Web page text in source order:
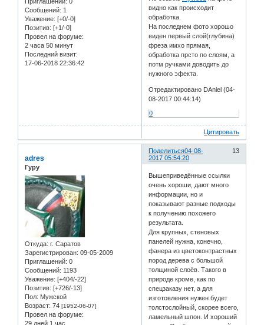
Сообщений: 1
Уважение: [+0/-0]
Позитив: [+1/-0]
Провел на форуме:
2 часа 50 минут
Последний визит:
17-06-2018 22:36:42
видно как происходит
обработка.
На последнем фото хорошо
виден первый слой(глубина)
фреза имхо прямая,
обработка прсто по слоям, а
потм ручками доводить до
нужного эфекта.
Отредактировано DAniel (04-
08-2017 00:44:14)
0
Цитировать
Поделиться 13
04-08-
2017 05:54:20
adres
Гуру
Откуда: г. Саратов
Зарегистрирован: 09-05-2009
Приглашений: 0
Сообщений: 1193
Уважение: [+404/-22]
Позитив: [+726/-13]
Пол: Мужской
Возраст: 74 [1952-06-07]
Провел на форуме:
29 дней 1 час
Вышеприведённые ссылки
очень хороши, дают много
информации, но и
показывают разные подходы
к получению похожего
результата.
Для крупных, стеновых
панелей нужна, конечно,
фанера из цветоконтрастных
пород дерева с большой
толщиной слоёв. Такого в
природе кроме, как по
спецзаказу нет, а для
изготовления нужен будет
толстослойный, скорее всего,
ламельный шпон. И хороший